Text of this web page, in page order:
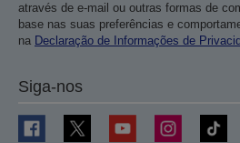
através de e-mail ou outras formas de
base nas suas preferências e
na Declaração de Informações de
Siga-nos